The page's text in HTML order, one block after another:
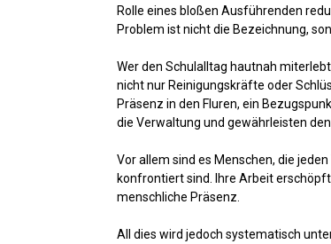
Rolle eines bloßen Ausführenden
Problem ist nicht die Bezeichnung,
Wer den Schulalltag hautnah
nicht nur Reinigungskräfte oder
Präsenz in den Fluren, ein
die Verwaltung und gewährleisten
Vor allem sind es Menschen, die
konfrontiert sind. Ihre Arbeit
menschliche Präsenz.
All dies wird jedoch systematisch